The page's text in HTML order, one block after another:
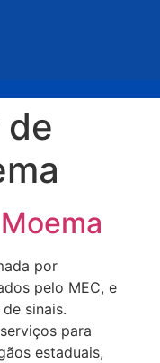
por
pelo MEC, e
sinais.
para
estaduais,